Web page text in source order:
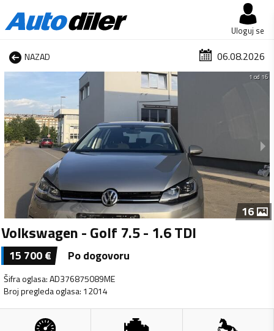
Uloguj se
NAZAD 06.08.2026
1 od 16
16
Volkswagen - Golf 7.5 - 1.6 TDI
15 700€ Po dogovoru
Šifra oglasa:AD376875089ME
Broj pregleda oglasa: 12014